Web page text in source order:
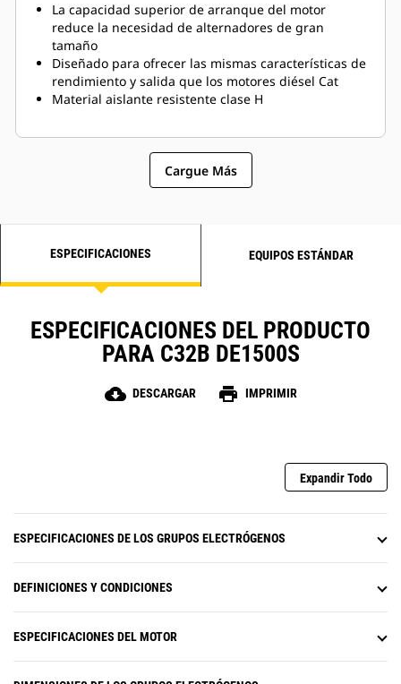
La capacidad superior de arranque del motor
reduce la necesidad de alternadores de gran
tamaño
Diseñado para ofrecer las mismas características de
rendimiento y salida que los motores diésel Cat
Material aislante resistente clase H
Cargue Más
ESPECIFICACIONES EQUIPOS ESTÁNDAR
ESPECIFICACIONES DEL PRODUCTO
PARA C32B DE1500S
cloud_download DESCARGAR print IMPRIMIR
Expandir Todo
ESPECIFICACIONES DE LOS GRUPOS ELECTRÓGENOS
DEFINICIONES Y CONDICIONES
ESPECIFICACIONES DEL MOTOR